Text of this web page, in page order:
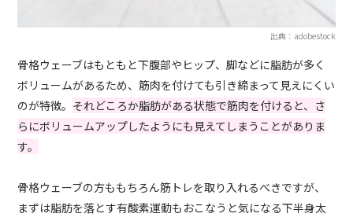
出典：adobestock
骨格ウェーブはもともと下腹部やヒップ、脚などに脂肪が多く
ボリュームがあるため、筋肉を付けても引き締まって見えにくい
のが特徴。 それどころか脂肪がある状態で筋肉を付けると、さ
らにボリュームアップしたようにも見えてしまうことがありま
す。
骨格ウェーブの方ももちろん筋トレを取り入れるべきですが、
まずは脂肪を落とす有酸素運動もおこなうと気になる下半身太